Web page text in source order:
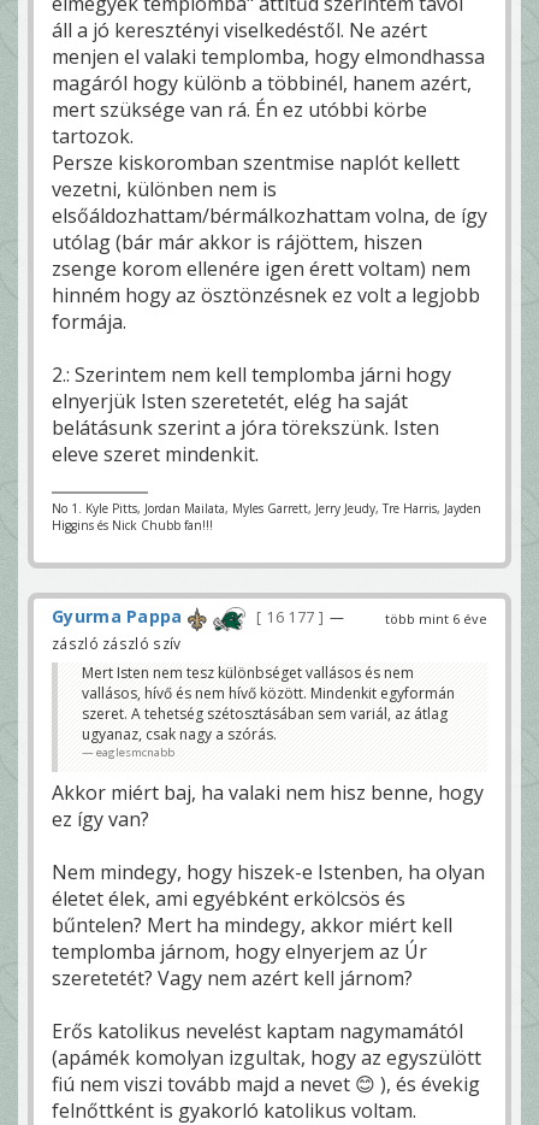
áll a jó keresztényi viselkedéstől. Ne azért
menjen el valaki templomba, hogy elmondhassa
magáról hogy különb a többinél, hanem azért,
mert szüksége van rá. Én ez utóbbi körbe
tartozok.
Persze kiskoromban szentmise naplót kellett
vezetni, különben nem is
elsőáldozhattam/bérmálkozhattam volna, de így
utólag (bár már akkor is rájöttem, hiszen
zsenge korom ellenére igen érett voltam) nem
hinném hogy az ösztönzésnek ez volt a legjobb
formája.
2.: Szerintem nem kell templomba járni hogy
elnyerjük Isten szeretetét, elég ha saját
belátásunk szerint a jóra törekszünk. Isten
eleve szeret mindenkit.
No 1. Kyle Pitts, Jordan Mailata, Myles Garrett, Jerry Jeudy, Tre Harris, Jayden
Higgins és Nick Chubb fan!!!
több mint 6 éve
Gyurma Pappa 16 177
—
zászló zászló szív
Mert Isten nem tesz különbséget vallásos és nem
vallásos, hívő és nem hívő között. Mindenkit egyformán
szeret. A tehetség szétosztásában sem variál, az átlag
ugyanaz, csak nagy a szórás.
eaglesmcnabb
Akkor miért baj, ha valaki nem hisz benne, hogy
ez így van?
Nem mindegy, hogy hiszek-e Istenben, ha olyan
életet élek, ami egyébként erkölcsös és
bűntelen? Mert ha mindegy, akkor miért kell
templomba járnom, hogy elnyerjem az Úr
szeretetét? Vagy nem azért kell járnom?
Erős katolikus nevelést kaptam nagymamától
(apámék komolyan izgultak, hogy az egyszülött
fiú nem viszi tovább majd a nevet 😊 ), és évekig
felnőttként is gyakorló katolikus voltam.